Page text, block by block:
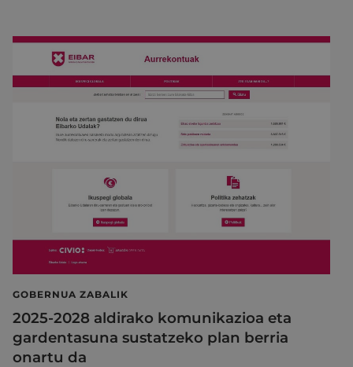
GOBERNUA ZABALIK
2025-2028 aldirako komunikazioa eta
gardentasuna sustatzeko plan berria
onartu da